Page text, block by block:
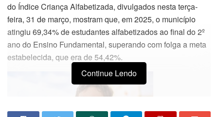
do Índice Criança Alfabetizada, divulgados nesta terça-
feira, 31 de março, mostram que, em 2025, o município
atingiu 69,34% de estudantes alfabetizados ao final do 2º
ano do Ensino Fundamental, superando com folga a meta
estabelecida, que era de 54,42%.
Continue Lendo